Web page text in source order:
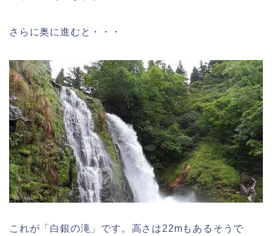
さらに奥に進むと・・・
これが「白銀の滝」です。高さは22mもあるそうで